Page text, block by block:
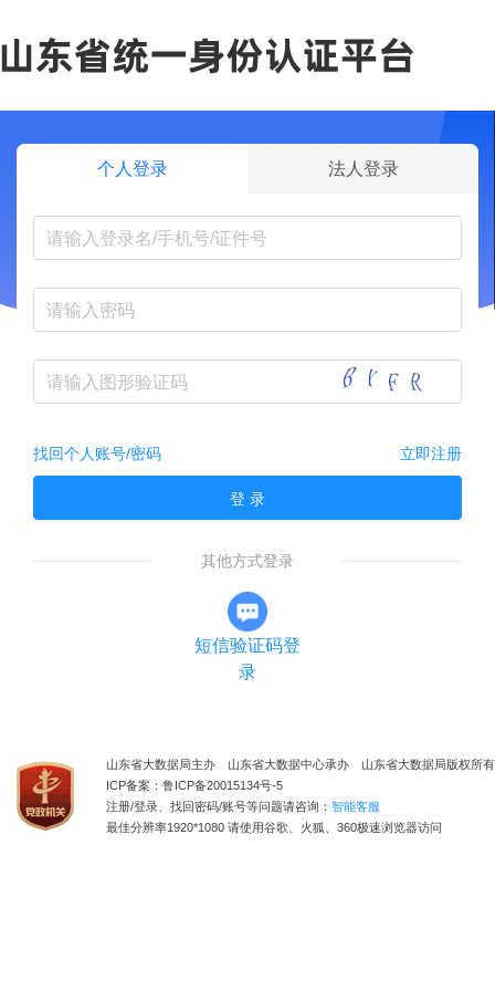
个人登录 法人登录
找回个人账号/密码 立即注册
登 录
其他方式登录
短信验证码登
录
山东省大数据局主办 山东省大数据中心承办 山东省大数据局版权所有
ICP备案：鲁ICP备20015134号-5
注册/登录、找回密码/账号等问题请咨询： 智能客服
最佳分辨率1920*1080 请使用谷歌、火狐、360极速浏览器访问